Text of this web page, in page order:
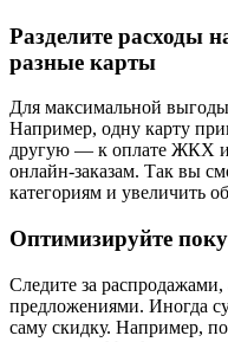
Разделите расходы
разные карты
Для максимальной
Например, одну карту
другую — к оплате ЖКХ
онлайн-заказам. Так вы
категориям и увеличить
Оптимизируйте
Следите за
предложениями. Иногда
саму скидку. Например,